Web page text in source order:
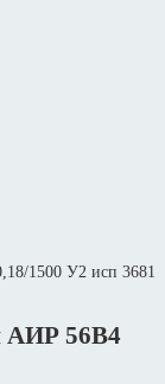
1500 У2 исп 3681
АИР 56В4